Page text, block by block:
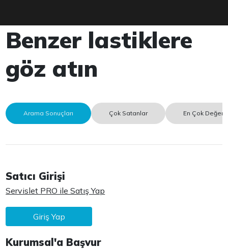
Benzer lastiklere
göz atın
Arama Sonuçları Çok Satanlar En Çok
Satıcı Girişi
Servislet PRO ile Satış Yap
Giriş Yap
Kurumsal'a Başvur